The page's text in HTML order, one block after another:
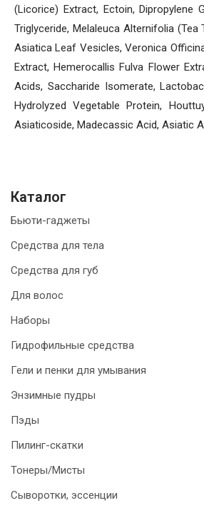
(Licorice) Extract, Ectoin, Dipropylene
Triglyceride, Melaleuca Alternifolia (Tea
Asiatica Leaf Vesicles, Veronica
Extract, Hemerocallis Fulva Flower
Acids, Saccharide Isomerate,
Hydrolyzed Vegetable Protein,
Asiaticoside, Madecassic Acid, Asiatic
Каталог
Бьюти-гаджеты
Средства для тела
Средства для губ
Для волос
Наборы
Гидрофильные средства
Гели и пенки для умывания
Энзимные пудры
Пэды
Пилинг-скатки
Тонеры/Мисты
Сыворотки, эссенции